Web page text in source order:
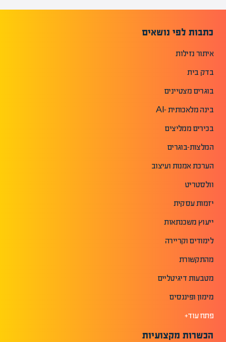
כתבות לפי נושאים
איתור נזילות
בדק בית
בוגרים מצטיינים
בינה מלאכותית -AI
בכירים ממליצים
המלצות-בוגרים
הערכת אמנות ועיצוב
וולסטריט
יזמות עסקית
ייעוץ משכנתאות
לימודים וקריירה
מהתקשורת
מטבעות דיגיטליים
מימון ופיננסים
פתח עוד+
הכשרות מקצועיות